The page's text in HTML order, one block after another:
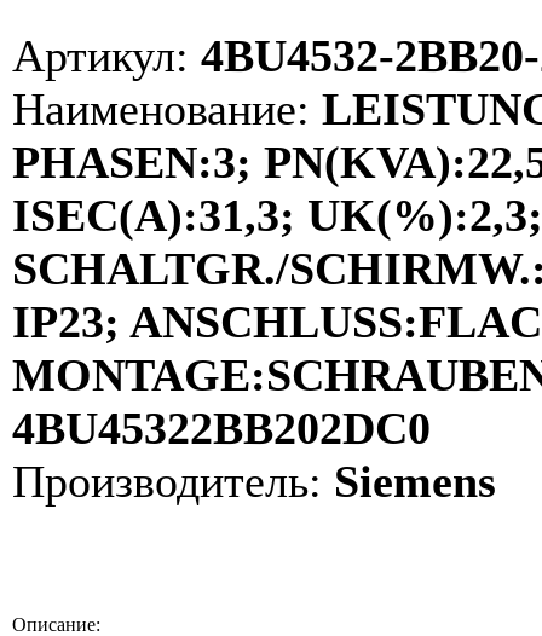
Артикул: 4BU4532-
Наименование:
PHASEN:3;
ISEC(A):31,3;
SCHALTGR./
IP23;
4BU45322BB202DC0
Производитель: Siemens
Описание: